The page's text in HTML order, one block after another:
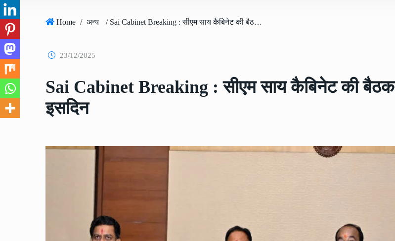
Home / अन्य / Sai Cabinet Breaking : सीएम साय कैबिनेट की बैठक इसदिन
23/12/2025
Sai Cabinet Breaking : सीएम साय कैबिनेट की बैठक
इसदिन